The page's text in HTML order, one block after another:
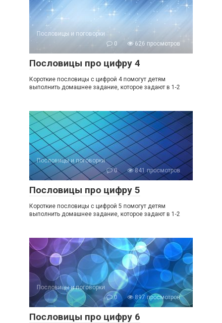
Пословицы и поговорки
0
626 просмотров
Пословицы про цифру 4
Короткие пословицы с цифрой 4 помогут детям
выполнить домашнее задание, которое задают в 1-2
Пословицы и поговорки
0
841 просмотров
Пословицы про цифру 5
Короткие пословицы с цифрой 5 помогут детям
выполнить домашнее задание, которое задают в 1-2
Пословицы и поговорки
0
897 просмотров
Пословицы про цифру 6